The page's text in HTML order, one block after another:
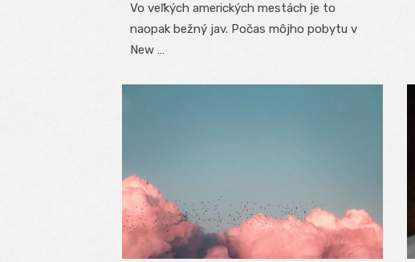
Vo veľkých amerických mestách je to
naopak bežný jav. Počas môjho pobytu v
New …